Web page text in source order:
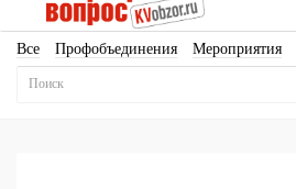
Все Профобъединения Мероприятия
Новостройки